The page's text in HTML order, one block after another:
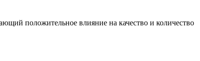
положительное влияние на качество и количество